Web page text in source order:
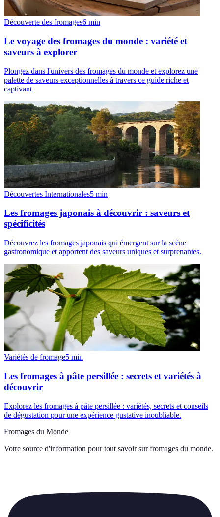
Découverte des fromages6 min
Le voyage des fromages du monde : variété et
saveurs à explorer
Plongez dans l'univers des fromages du monde et explorez une
palette de saveurs exceptionnelles à travers ce guide riche et
captivant.
Découvertes Internationales5 min
Les fromages japonais à découvrir : saveurs et
spécificités
Découvrez les fromages japonais qui émergent sur la scène
gastronomique et apportent des saveurs uniques et surprenantes.
Variétés de fromage5 min
Les fromages à pâte persillée : secrets et variétés à
découvrir
Explorez les fromages à pâte persillée : variétés, secrets et conseils
de dégustation pour une expérience gustative inoubliable.
Fromages du Monde
Votre source d'information pour tout savoir sur fromages du monde.